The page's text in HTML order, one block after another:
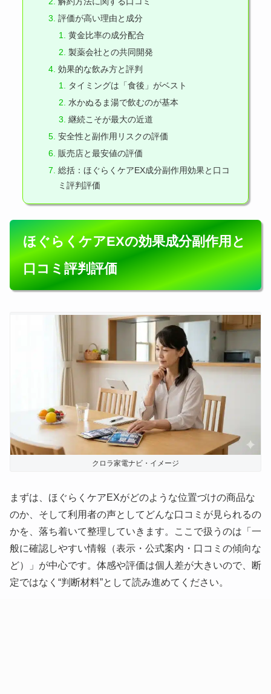
評価が高い理由と成分
黄金比率の成分配合
製薬会社との共同開発
効果的な飲み方と評判
タイミングは「食後」がベスト
水かぬるま湯で飲むのが基本
継続こそが最大の近道
安全性と副作用リスクの評価
販売店と最安値の評価
総括：ほぐらくケアEX成分副作用効果と口コ
ミ評判評価
ほぐらくケアEXの効果成分副作用と
口コミ評判評価
クロラ家電ナビ・イメージ
まずは、ほぐらくケアEXがどのような位置づけの商品な
のか、そして利用者の声としてどんな口コミが見られるの
かを、落ち着いて整理していきます。ここで扱うのは「一
般に確認しやすい情報（表示・公式案内・口コミの傾向な
ど）」が中心です。体感や評価は個人差が大きいので、断
定ではなく“判断材料”として読み進めてください。